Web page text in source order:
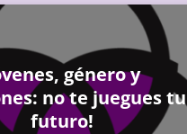
género y
no te juegues tu
futuro!